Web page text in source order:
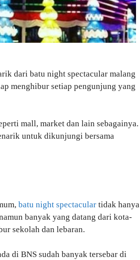
dari batu night spectacular malang
menghibur setiap pengunjung yang
mall, market dan lain sebagainya.
untuk dikunjungi bersama
batu night spectacular tidak hanya
banyak yang datang dari kota-
sekolah dan lebaran.
di BNS sudah banyak tersebar di